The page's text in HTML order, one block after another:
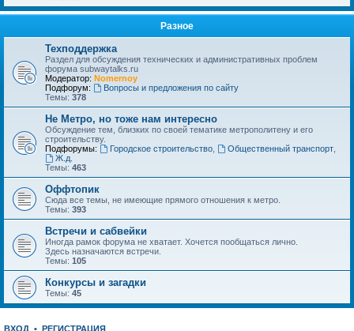
Разное
Техподдержка
Раздел для обсуждения технических и административных проблем
форума subwaytalks.ru
Модератор: Nomernoy
Подфорум:
Вопросы и предложения по сайту
Темы: 378
Не Метро, но тоже нам интересно
Обсуждение тем, близких по своей тематике метрополитену и его
строительству.
Подфорумы:
Городское строительство, Общественный транспорт,
Ж.д.
Темы: 463
Оффтопик
Сюда все темы, не имеющие прямого отношения к метро.
Темы: 393
Встречи и сабвейки
Иногда рамок форума не хватает. Хочется пообщаться лично.
Здесь назначаются встречи.
Темы: 105
Конкурсы и загадки
Темы: 45
ВХОД • РЕГИСТРАЦИЯ